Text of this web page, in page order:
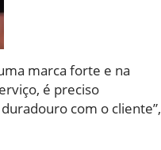
marca forte e na
é preciso
com o cliente”,